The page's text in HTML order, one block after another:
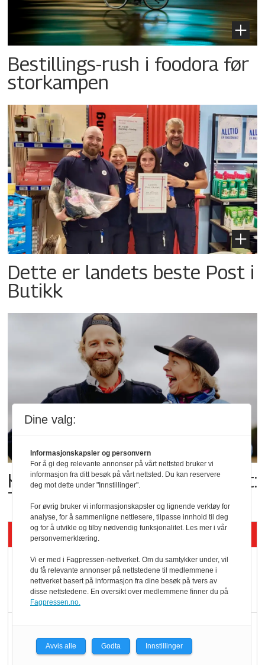
Bestillings-rush i foodora før
storkampen
Dette er landets beste Post i
Butikk
Kolonihagens norske yoghurt:
Trues av melkemangel
Siste artikler - KBS
Mat er viktigere enn
pris når elbilister
velger ladestopp
legger ned hver måned
Dine valg:
Informasjonskapsler og personvern
For å gi deg relevante annonser på vårt nettsted bruker vi
informasjon fra ditt besøk på vårt nettsted. Du kan reservere
deg mot dette under "Innstillinger".
For øvrig bruker vi informasjonskapsler og lignende verktøy for
analyse, for å sammenligne nettlesere, tilpasse innhold til deg
og for å utvikle og tilby nødvendig funksjonalitet. Les mer i vår
personvernerklæring.
Vi er med i Fagpressen-nettverket. Om du samtykker under, vil
du få relevante annonser på nettstedene til medlemmene i
nettverket basert på informasjon fra dine besøk på tvers av
disse nettstedene. En oversikt over medlemmene finner du på
Fagpressen.no.
Avvis alle Godta Innstillinger